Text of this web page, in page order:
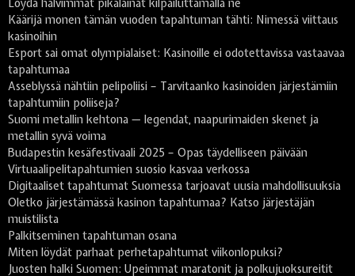
Käärijä monen tämän vuoden tapahtuman tähti: Nimessä viittaus
kasinoihin
Esport sai omat olympialaiset: Kasinoille ei odotettavissa vastaavaa
tapahtumaa
Asseblyssä nähtiin pelipoliisi – Tarvitaanko kasinoiden järjestämiin
tapahtumiin poliiseja?
Suomi metallin kehtona — legendat, naapurimaiden skenet ja
metallin syvä voima
Budapestin kesäfestivaali 2025 – Opas täydelliseen päivään
Virtuaalipelitapahtumien suosio kasvaa verkossa
Digitaaliset tapahtumat Suomessa tarjoavat uusia mahdollisuuksia
Oletko järjestämässä kasinon tapahtumaa? Katso järjestäjän
muistilista
Palkitseminen tapahtuman osana
Miten löydät parhaat perhetapahtumat viikonlopuksi?
Juosten halki Suomen: Upeimmat maratonit ja polkujuoksureitit